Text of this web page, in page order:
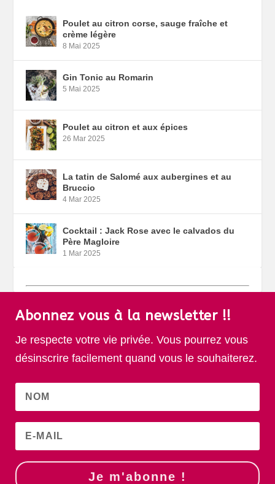
Poulet au citron corse, sauge fraîche et
crème légère
8 Mai 2025
Gin Tonic au Romarin
5 Mai 2025
Poulet au citron et aux épices
26 Mar 2025
La tatin de Salomé aux aubergines et au
Bruccio
4 Mar 2025
Cocktail : Jack Rose avec le calvados du
Père Magloire
1 Mar 2025
Abonnez vous à la newsletter !!
Je respecte votre vie privée. Vous pourrez vous
désinscrire facilement quand vous le souhaiterez.
Je m'abonne !